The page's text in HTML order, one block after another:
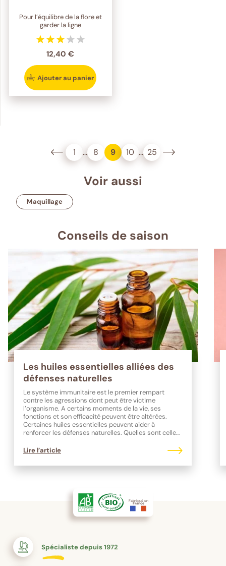
Pour l’équilibre de la flore et
garder la ligne
12,40 €
Ajouter au panier
1 … 8 9 10 … 25
Voir aussi
Maquillage
Conseils de saison
Les huiles essentielles alliées des
défenses naturelles
Le système immunitaire est le premier rempart
contre les agressions dont peut être victime
l’organisme. A certains moments de la vie, ses
fonctions et son efficacité peuvent être altérées.
Certaines huiles essentielles peuvent aider à
renforcer les défenses naturelles. Quelles sont celles
Lire l’article
Fabriqué en
France
Spécialiste depuis 1972